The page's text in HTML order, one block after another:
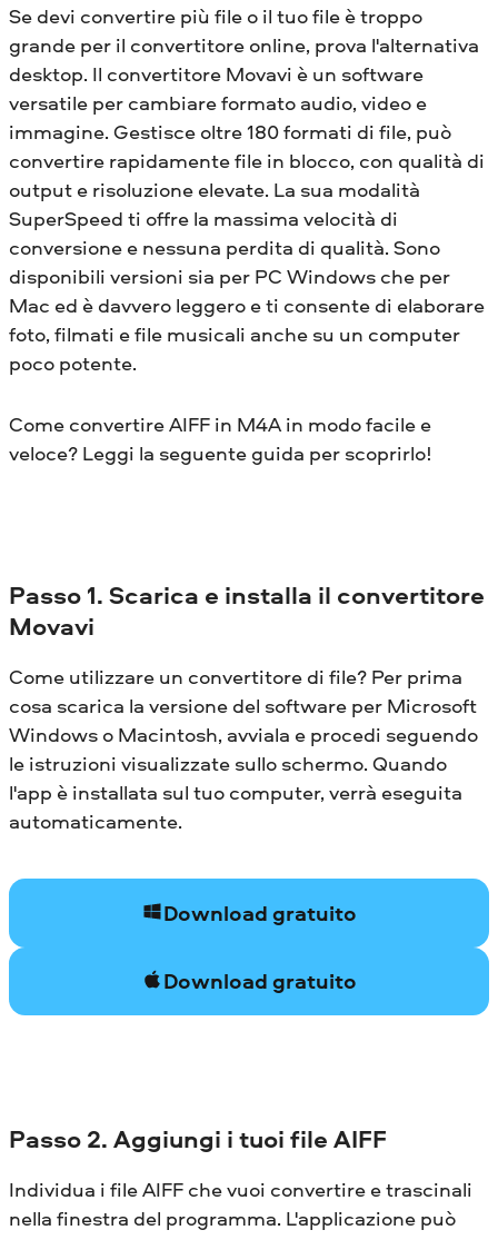
Se devi convertire più file o il tuo file è troppo
grande per il convertitore online, prova l'alternativa
desktop. Il convertitore Movavi è un software
versatile per cambiare formato audio, video e
immagine. Gestisce oltre 180 formati di file, può
convertire rapidamente file in blocco, con qualità di
output e risoluzione elevate. La sua modalità
SuperSpeed ​​ti offre la massima velocità di
conversione e nessuna perdita di qualità. Sono
disponibili versioni sia per PC Windows che per
Mac ed è davvero leggero e ti consente di elaborare
foto, filmati e file musicali anche su un computer
poco potente.
Come convertire AIFF in M4A in modo facile e
veloce? Leggi la seguente guida per scoprirlo!
Passo 1. Scarica e installa il convertitore
Movavi
Come utilizzare un convertitore di file? Per prima
cosa scarica la versione del software per Microsoft
Windows o Macintosh, avviala e procedi seguendo
le istruzioni visualizzate sullo schermo. Quando
l'app è installata sul tuo computer, verrà eseguita
automaticamente.
Download gratuito
Download gratuito
Passo 2. Aggiungi i tuoi file AIFF
Individua i file AIFF che vuoi convertire e trascinali
nella finestra del programma. L'applicazione può